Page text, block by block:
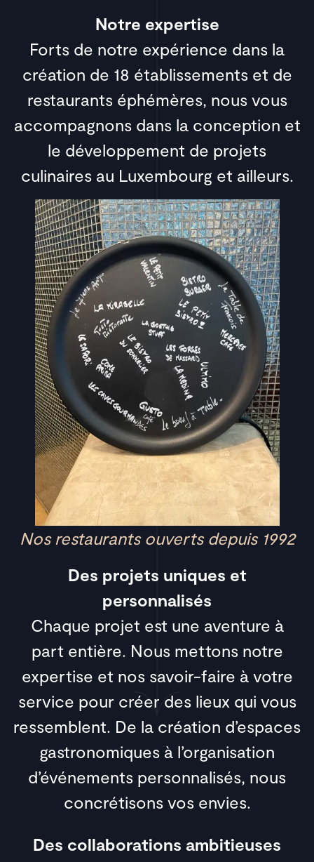
Notre expertise
Forts de notre expérience dans la
création de 18 établissements et de
restaurants éphémères, nous vous
accompagnons dans la conception et
le développement de projets
culinaires au Luxembourg et ailleurs.
Nos restaurants ouverts depuis 1992
Des projets uniques et
personnalisés
Chaque projet est une aventure à
part entière. Nous mettons notre
expertise et nos savoir-faire à votre
service pour créer des lieux qui vous
ressemblent. De la création d’espaces
gastronomiques à l’organisation
d’événements personnalisés, nous
concrétisons vos envies.
Des collaborations ambitieuses